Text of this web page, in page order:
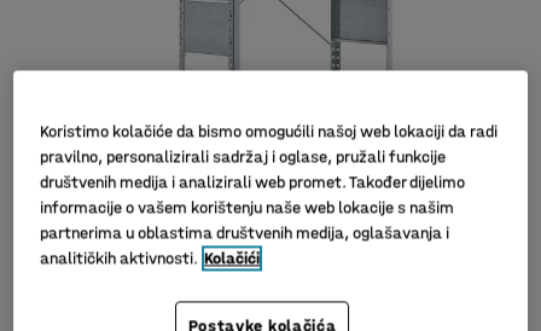
Koristimo kolačiće da bismo omogućili našoj web lokaciji da radi
pravilno, personalizirali sadržaj i oglase, pružali funkcije
društvenih medija i analizirali web promet. Također dijelimo
informacije o vašem korištenju naše web lokacije s našim
partnerima u oblastima društvenih medija, oglašavanja i
analitičkih aktivnosti. Kolačići
Postavke kolačića